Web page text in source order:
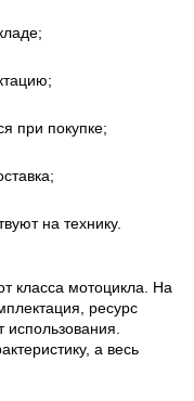
при покупке;
на технику.
класса мотоцикла. На
ресурс
а весь